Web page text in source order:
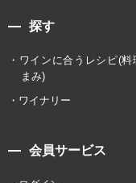
探す
ワインに合うレシピ(料
まみ)
ワイナリー
会員サービス